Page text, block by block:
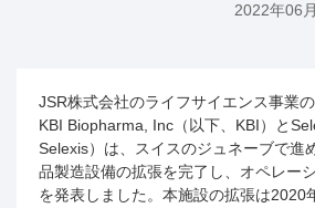
2022年06
JSR株式会社のライフサイエンス事業
KBI Biopharma, Inc （以下、 KBI）と
Selexis）は、スイスのジュネーブで進
品製造設備の拡張を完了し、オペレー
を発表しました。本施設の拡張は2020